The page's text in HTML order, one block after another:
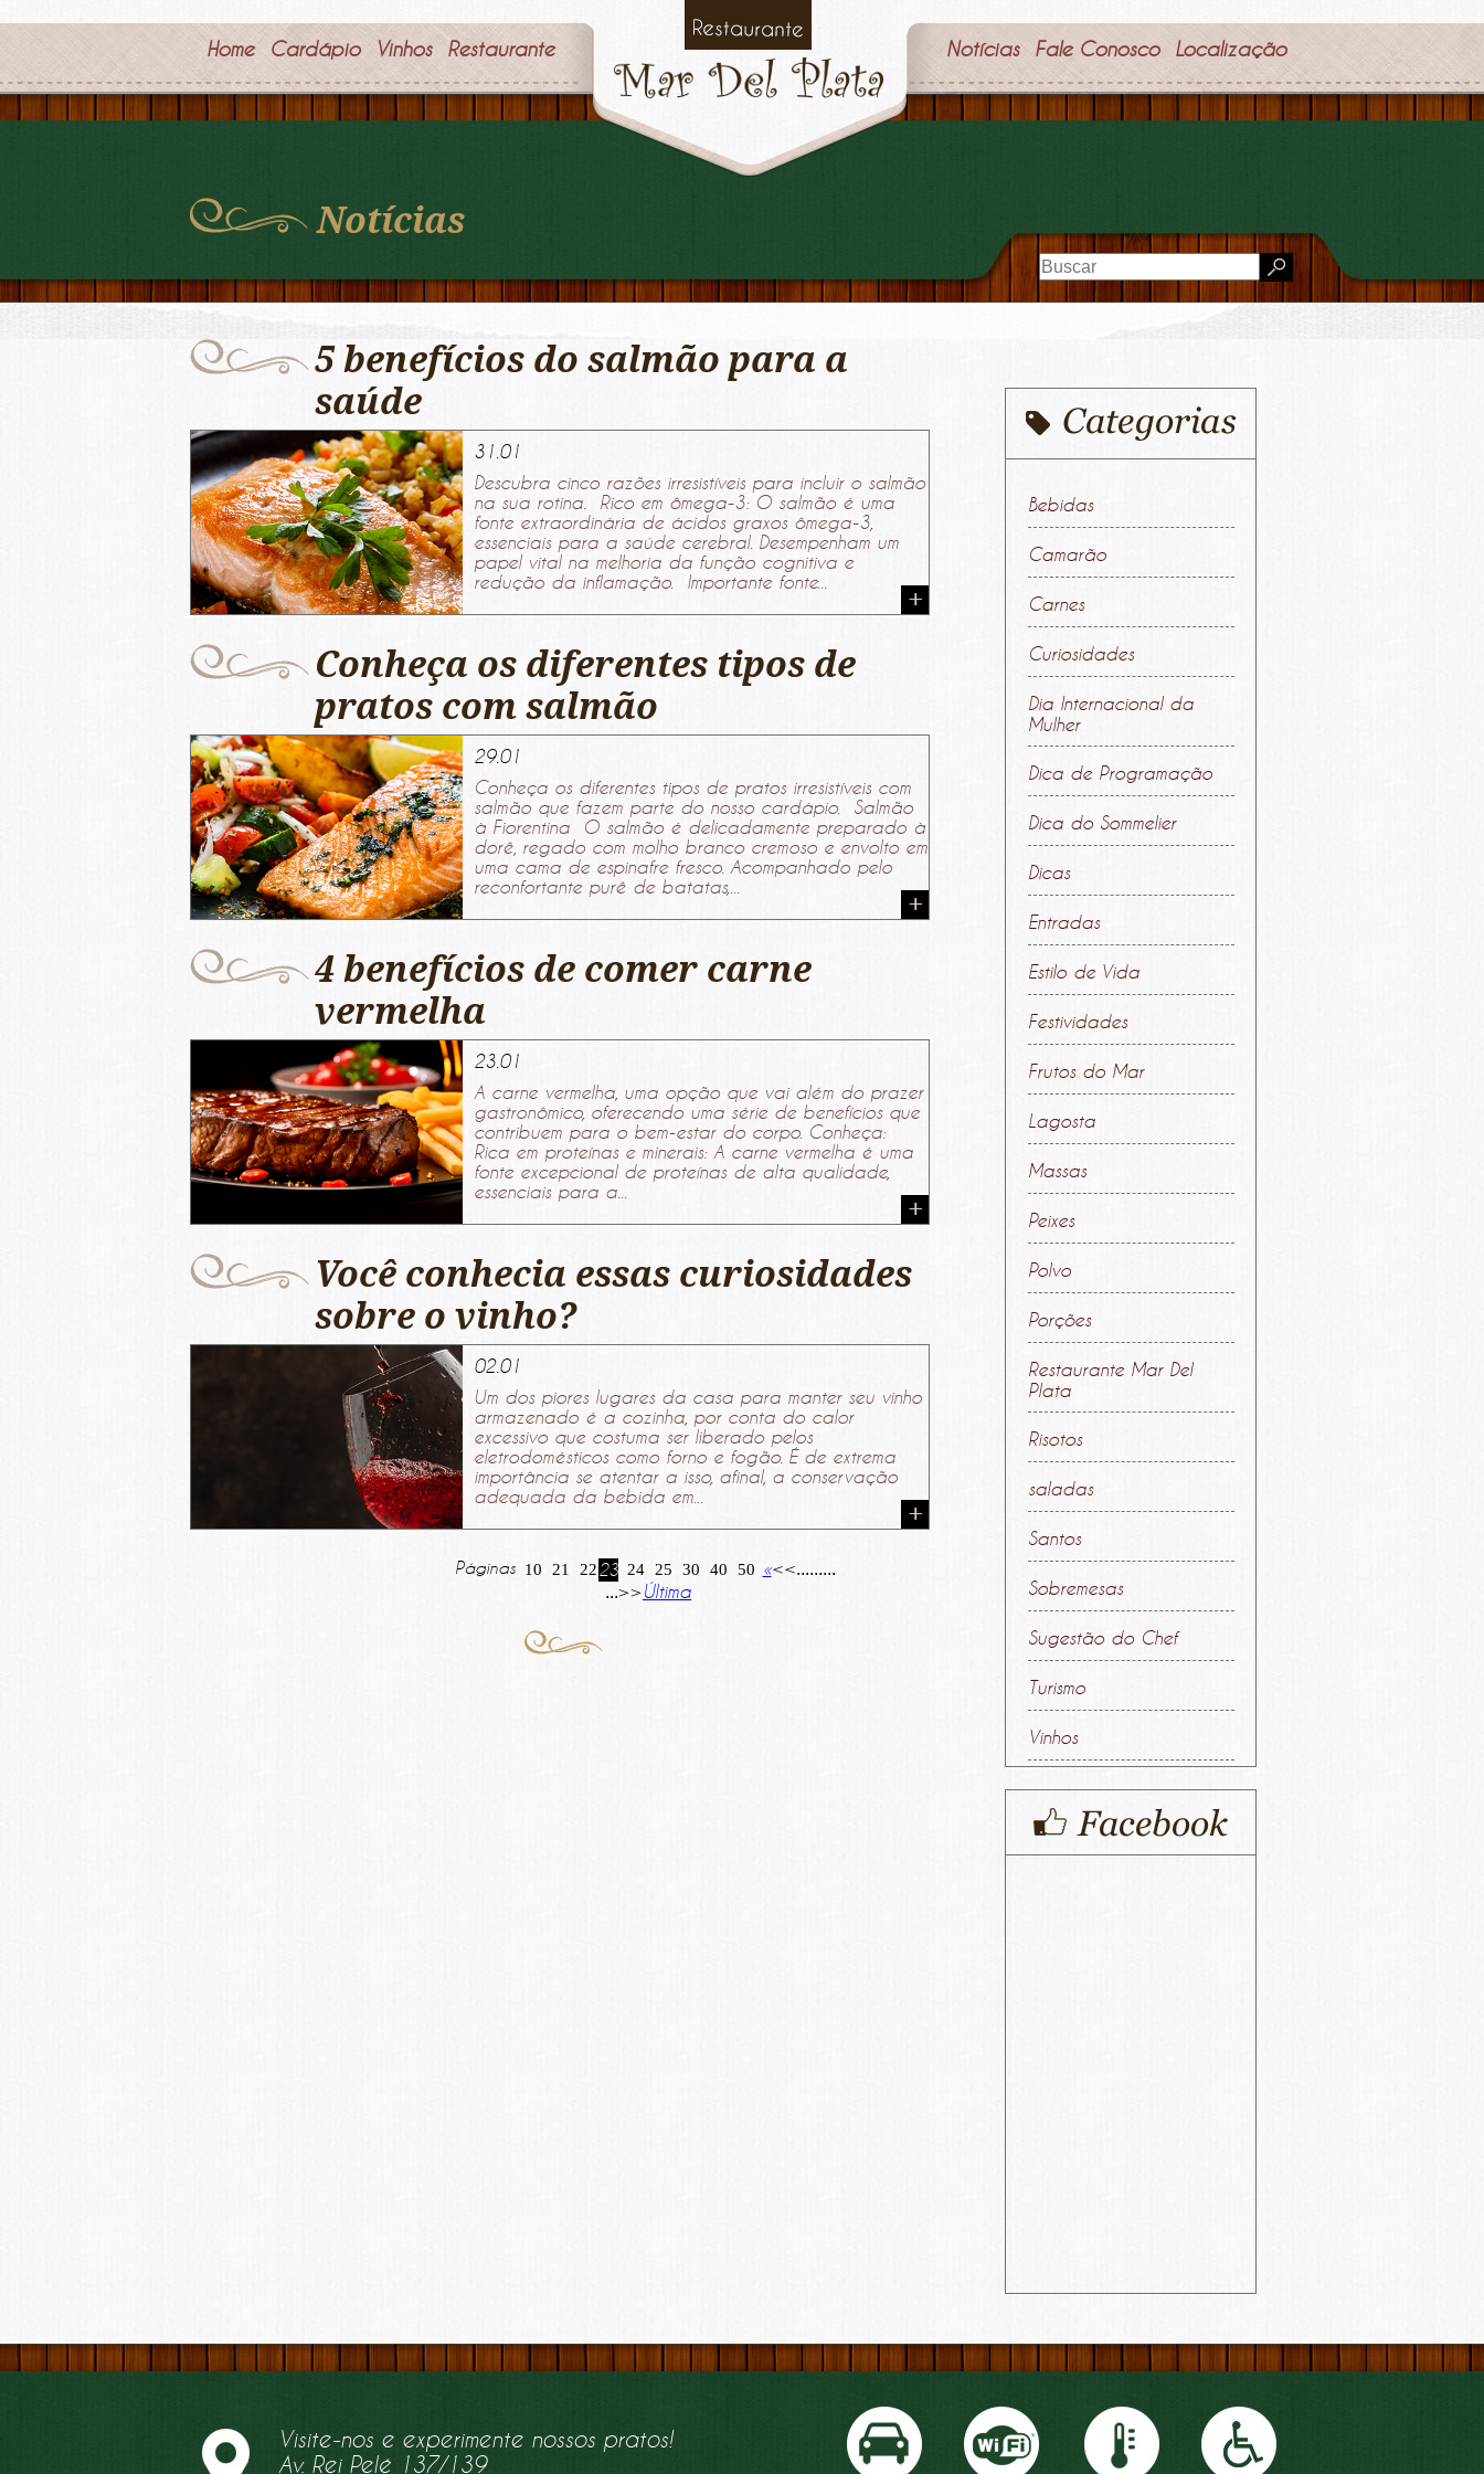
Home Cardápio Vinhos Restaurante Notícias Fale Conosco Localização
Notícias
5 benefícios do salmão para a
saúde
31.01
Descubra cinco razões irresistíveis para incluir o salmão
na sua rotina. Rico em ômega-3: O salmão é uma
fonte extraordinária de ácidos graxos ômega-3,
essenciais para a saúde cerebral. Desempenham um
papel vital na melhoria da função cognitiva e
redução da inflamação. Importante fonte...
Conheça os diferentes tipos de
pratos com salmão
29.01
Conheça os diferentes tipos de pratos irresistíveis com
salmão que fazem parte do nosso cardápio. Salmão
à Fiorentina O salmão é delicadamente preparado à
dorê, regado com molho branco cremoso e envolto em
uma cama de espinafre fresco. Acompanhado pelo
reconfortante purê de batatas,...
4 benefícios de comer carne
vermelha
23.01
A carne vermelha, uma opção que vai além do prazer
gastronômico, oferecendo uma série de benefícios que
contribuem para o bem-estar do corpo. Conheça:
Rica em proteínas e minerais: A carne vermelha é uma
fonte excepcional de proteínas de alta qualidade,
essenciais para a...
Você conhecia essas curiosidades
sobre o vinho?
02.01
Um dos piores lugares da casa para manter seu vinho
armazenado é a cozinha, por conta do calor
excessivo que costuma ser liberado pelos
eletrodomésticos como forno e fogão. É de extrema
importância se atentar a isso, afinal, a conservação
adequada da bebida em...
Páginas «<<...
10 ...
21 2223 24 25 ...
30 40 50
...>>Última
Bebidas
Camarão
Carnes
Curiosidades
Dia Internacional da
Mulher
Dica de Programação
Dica do Sommelier
Dicas
Entradas
Estilo de Vida
Festividades
Frutos do Mar
Lagosta
Massas
Peixes
Polvo
Porções
Restaurante Mar Del
Plata
Risotos
saladas
Santos
Sobremesas
Sugestão do Chef
Turismo
Vinhos
Visite-nos e experimente nossos pratos!
Av. Rei Pelé 137/139